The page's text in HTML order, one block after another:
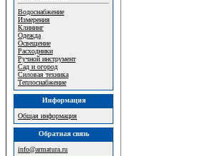
Водоснабжение
Измерения
Клининг
Одежда
Освещение
Расходники
Ручной инструмент
Сад и огород
Силовая техника
Теплоснабжение
Информация
Общая информация
Обратная связь
info@armatura.ru